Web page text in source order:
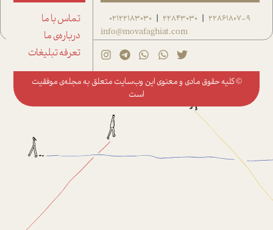
22861807-9
|
22843030
|
02122183030
info@movafaghiat.com
تماس با ما
درباره‌ی ما
تعرفه تبلیغات
© کلیه حقوق مادی و معنوی این وب‌سایت متعلق به مجله‌ی موفقیت
است